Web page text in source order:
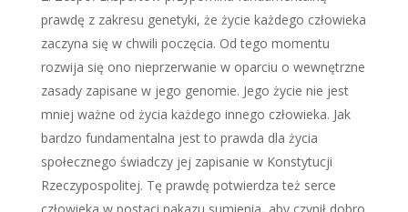
prawdę z zakresu genetyki, że życie każdego człowieka
zaczyna się w chwili poczęcia. Od tego momentu
rozwija się ono nieprzerwanie w oparciu o wewnętrzne
zasady zapisane w jego genomie. Jego życie nie jest
mniej ważne od życia każdego innego człowieka. Jak
bardzo fundamentalna jest to prawda dla życia
społecznego świadczy jej zapisanie w Konstytucji
Rzeczypospolitej. Tę prawdę potwierdza też serce